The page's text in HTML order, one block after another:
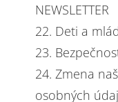
NEWSLETTER
22. Deti a
23.
24. Zmena
osobných